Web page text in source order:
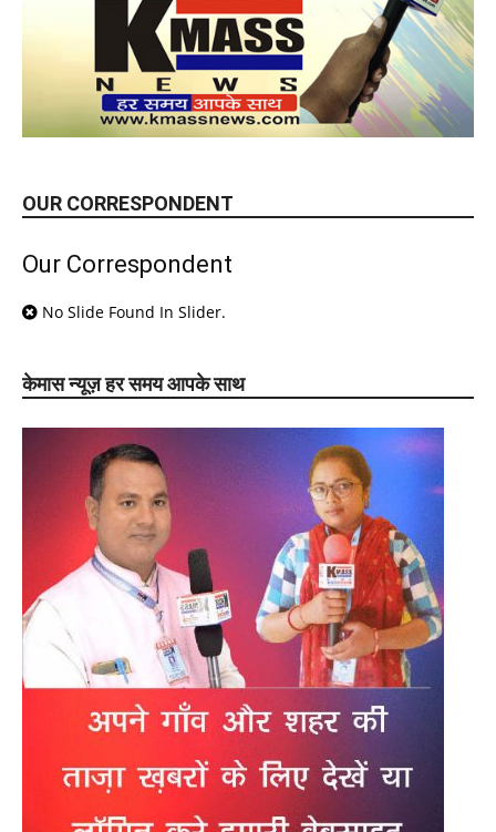
OUR CORRESPONDENT
Our Correspondent
No Slide Found In Slider.
केमास न्यूज़ हर समय आपके साथ